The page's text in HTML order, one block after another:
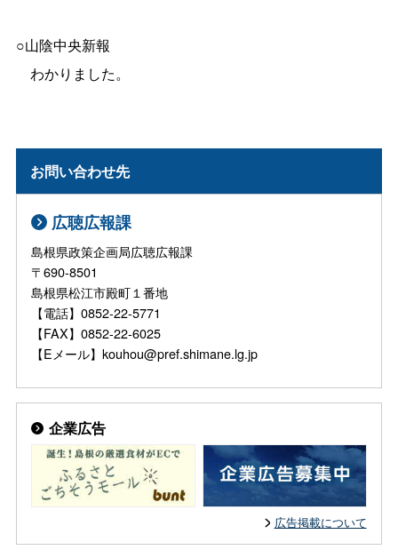
○山陰中央新報
わかりました。
お問い合わせ先
広聴広報課
島根県政策企画局広聴広報課
〒690-8501
島根県松江市殿町１番地
【電話】0852-22-5771
【FAX】0852-22-6025
【Eメール】kouhou@pref.shimane.lg.jp
企業広告
広告掲載について